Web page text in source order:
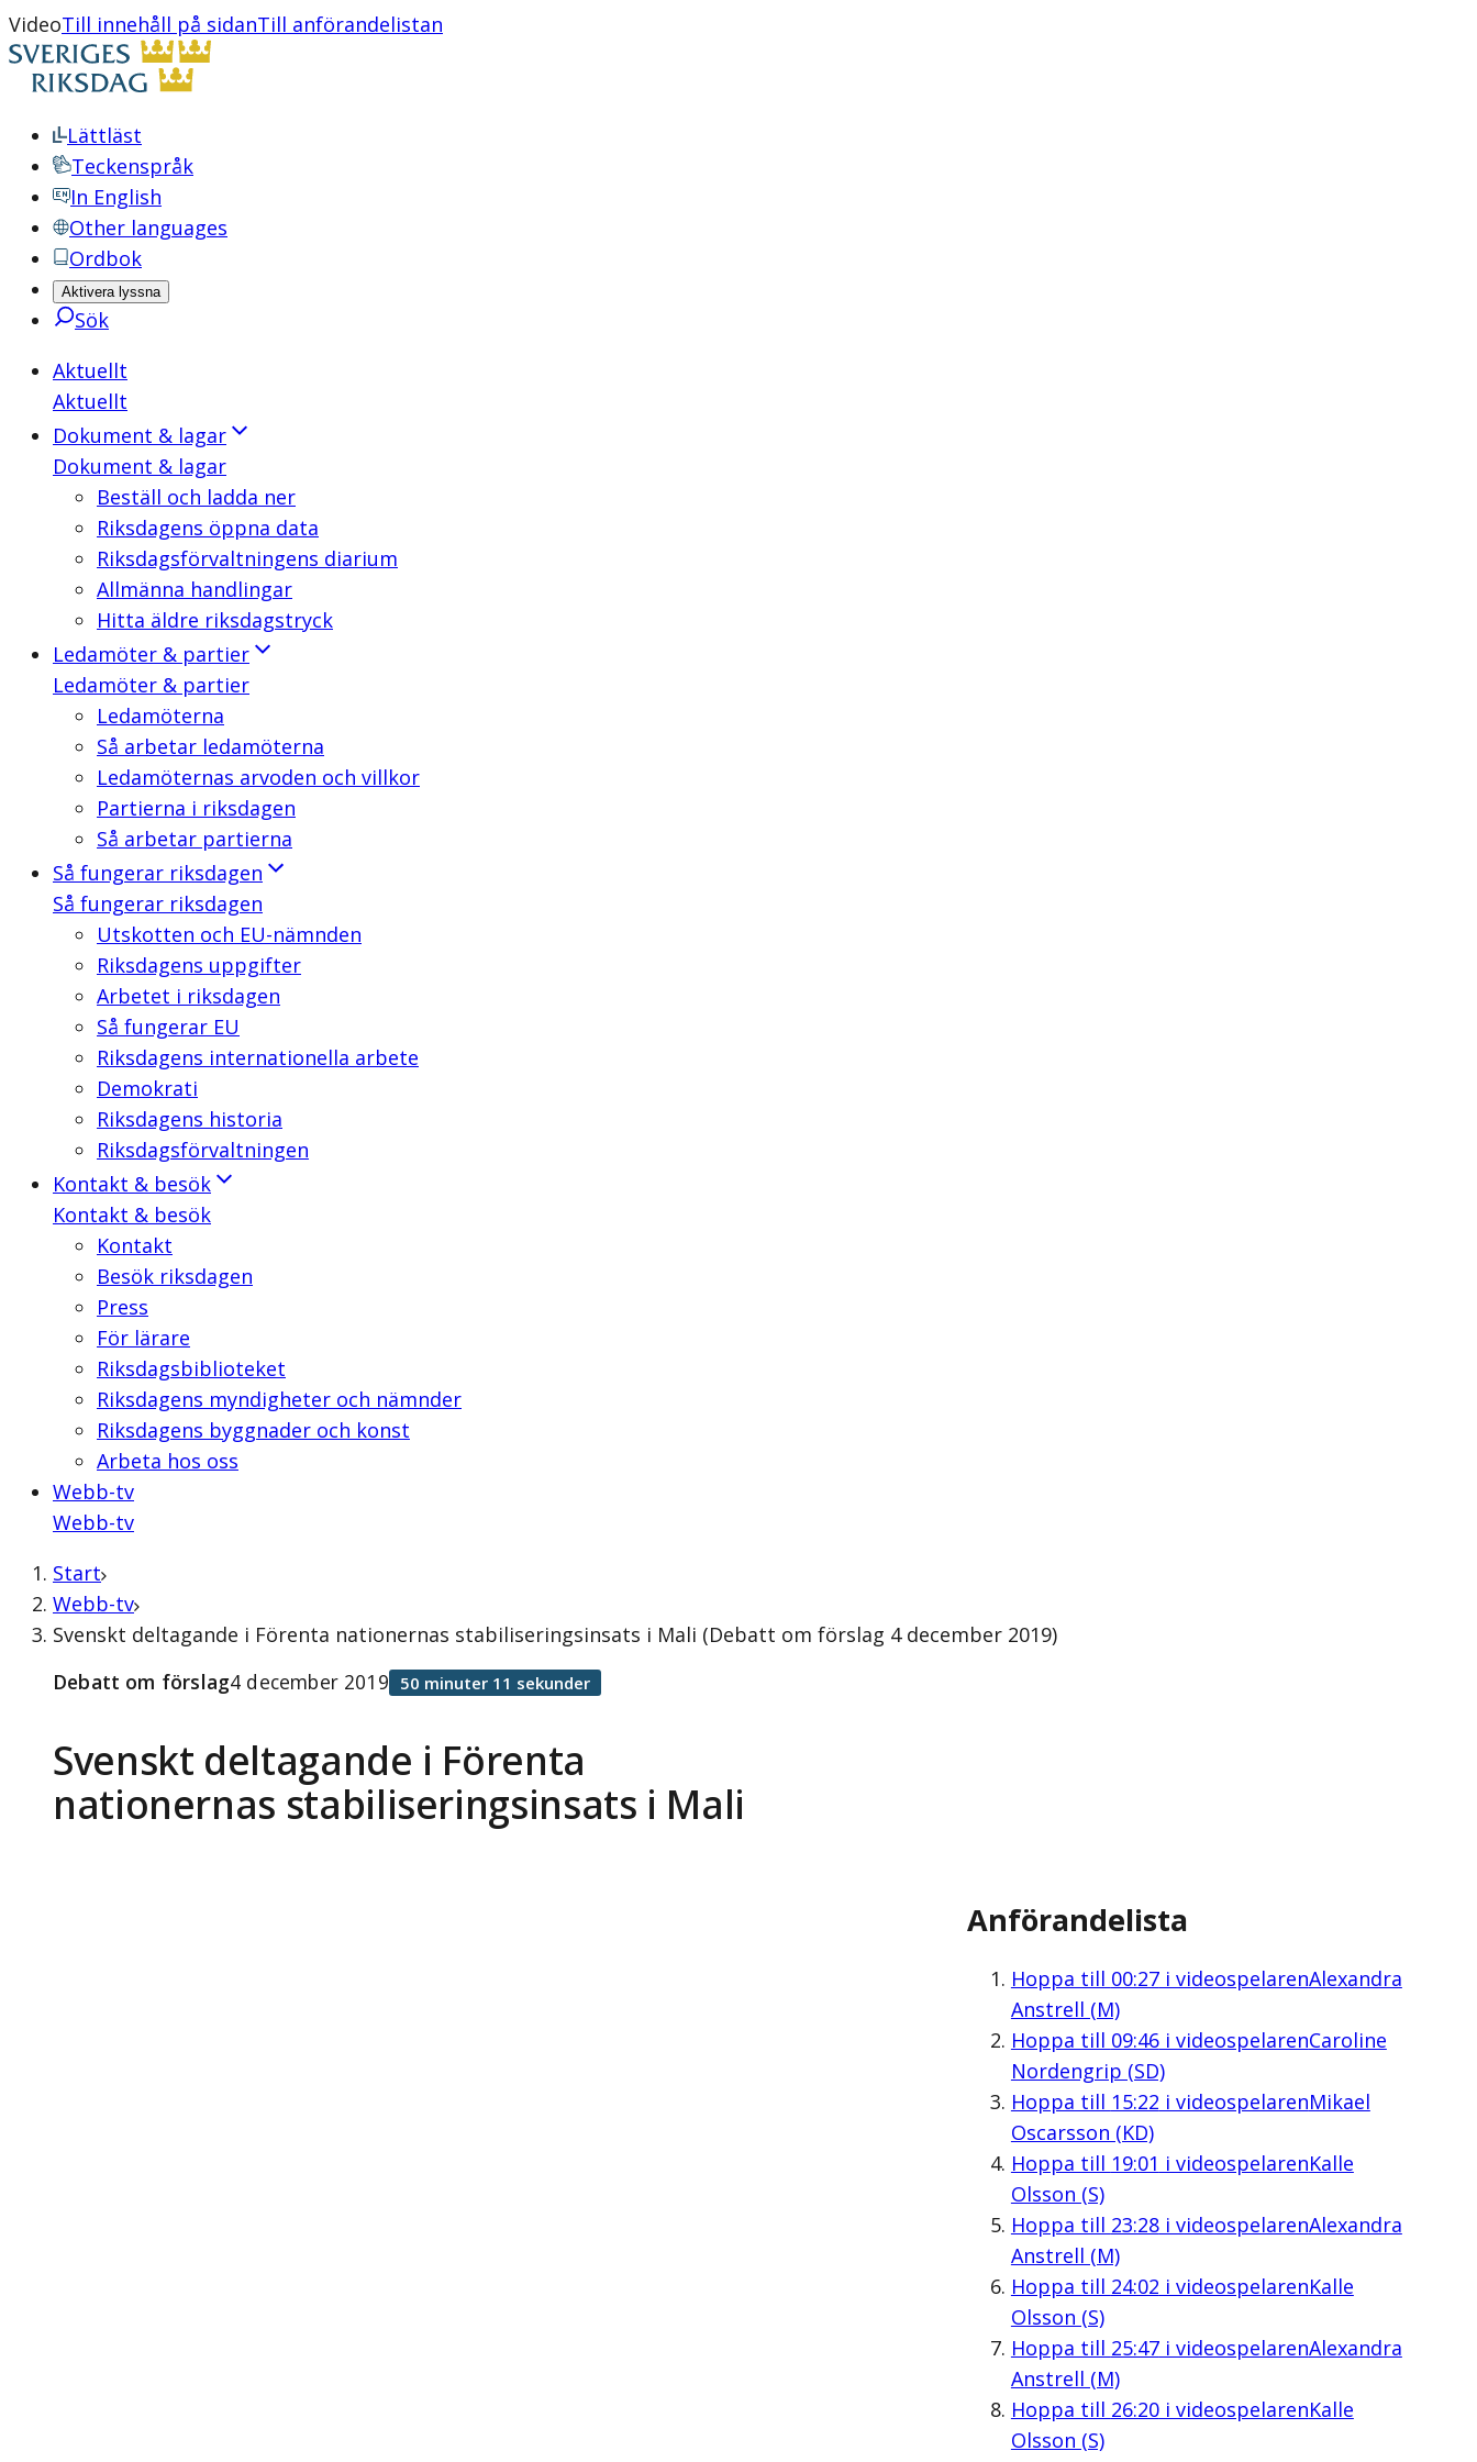
VideoTill innehåll på sidanTill anförandelistan
Lättläst
Teckenspråk
In English
Other languages
Ordbok
Aktivera lyssna
Sök
Aktuellt
Aktuellt
Dokument & lagar
Dokument & lagar
Beställ och ladda ner
Riksdagens öppna data
Riksdagsförvaltningens diarium
Allmänna handlingar
Hitta äldre riksdagstryck
Ledamöter & partier
Ledamöter & partier
Ledamöterna
Så arbetar ledamöterna
Ledamöternas arvoden och villkor
Partierna i riksdagen
Så arbetar partierna
Så fungerar riksdagen
Så fungerar riksdagen
Utskotten och EU-nämnden
Riksdagens uppgifter
Arbetet i riksdagen
Så fungerar EU
Riksdagens internationella arbete
Demokrati
Riksdagens historia
Riksdagsförvaltningen
Kontakt & besök
Kontakt & besök
Kontakt
Besök riksdagen
Press
För lärare
Riksdagsbiblioteket
Riksdagens myndigheter och nämnder
Riksdagens byggnader och konst
Arbeta hos oss
Webb-tv
Webb-tv
Start
Webb-tv
Svenskt deltagande i Förenta nationernas stabiliseringsinsats i Mali (Debatt om förslag 4 december 2019)
Svenskt deltagande i Förenta
nationernas stabiliseringsinsats i Mali
Debatt om förslag4 december 2019 50 minuter 11 sekunder
Anförandelista
Hoppa till 00:27i videospelarenAlexandra
Anstrell (M)
Hoppa till 09:46i videospelarenCaroline
Nordengrip (SD)
Hoppa till 15:22 i videospelarenMikael
Oscarsson (KD)
Hoppa till 19:01 i videospelarenKalle
Olsson (S)
Hoppa till 23:28i videospelarenAlexandra
Anstrell (M)
Hoppa till 24:02 i videospelarenKalle
Olsson (S)
Hoppa till 25:47i videospelarenAlexandra
Anstrell (M)
Hoppa till 26:20i videospelarenKalle
Olsson (S)